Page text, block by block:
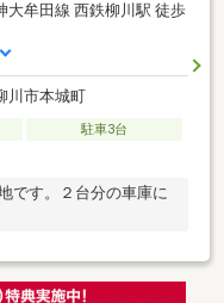
大牟田線 西鉄柳川駅 徒歩
川市本城町
駐車3台
です。２台分の車庫に